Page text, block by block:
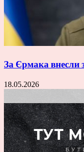
За Єрмака внесли
18.05.2026